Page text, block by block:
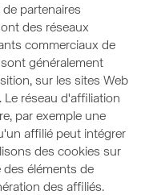
partenaires
des réseaux
commerciaux de
généralement
sur les sites Web
Le réseau d'affiliation
par exemple une
affilié peut intégrer
des cookies sur
éléments de
des affiliés.